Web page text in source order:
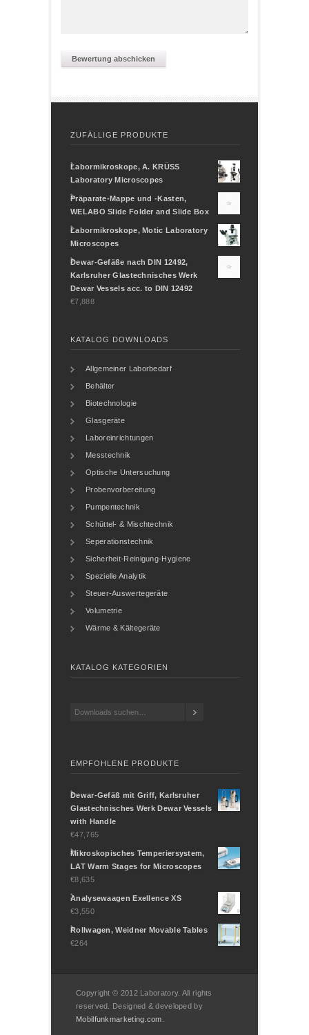
ZUFÄLLIGE PRODUKTE
Labormikroskope, A. KRÜSS
Laboratory Microscopes
Präparate-Mappe und -Kasten,
WELABO Slide Folder and Slide Box
Labormikroskope, Motic Laboratory
Microscopes
Dewar-Gefäße nach DIN 12492,
Karlsruher Glastechnisches Werk
Dewar Vessels acc. to DIN 12492
€7,888
KATALOG DOWNLOADS
Allgemeiner Laborbedarf
Behälter
Biotechnologie
Glasgeräte
Laboreinrichtungen
Messtechnik
Optische Untersuchung
Probenvorbereitung
Pumpentechnik
Schüttel- & Mischtechnik
Seperationstechnik
Sicherheit-Reinigung-Hygiene
Spezielle Analytik
Steuer-Auswertegeräte
Volumetrie
Wärme & Kältegeräte
KATALOG KATEGORIEN
EMPFOHLENE PRODUKTE
Dewar-Gefäß mit Griff, Karlsruher
Glastechnisches Werk Dewar Vessels
with Handle
€47,765
Mikroskopisches Temperiersystem,
LAT Warm Stages for Microscopes
€8,635
Analysewaagen Exellence XS
€3,550
Rollwagen, Weidner Movable Tables
€264
Copyright © 2012 Laboratory. All rights
reserved. Designed & developed by
Mobilfunkmarketing.com